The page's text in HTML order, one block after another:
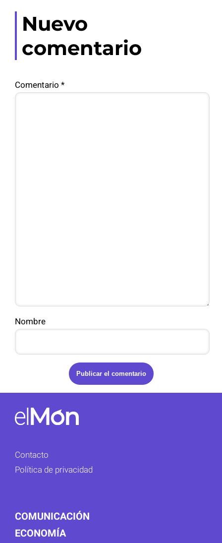
Nuevo
comentario
Comentario *
Nombre
Contacto
Política de privacidad
COMUNICACIÓN
ECONOMÍA